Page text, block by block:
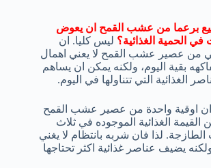
برعما من عشب القمح ان يعوض
الحمية الغذائية؟ ليس كليا. ان
من عصير عشب القمح لا يعني اهمال
بقية اليوم، ولكنه يمكن ان يساهم
الغذائية التي تتناولها في اليوم.
ان اوقية واحدة من عصير عشب القمح
القيمة الغذائية الموجوده في ثلاث
لذا فان شربه بانتظام لا يغني
يضيف عناصر غذائية اكثر تحتاجها